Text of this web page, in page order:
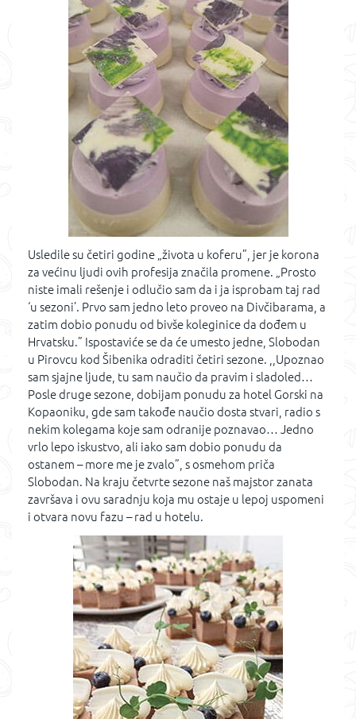
Usledile su četiri godine „života u koferu”, jer je korona
za većinu ljudi ovih profesija značila promene. „Prosto
niste imali rešenje i odlučio sam da i ja isprobam taj rad
‘u sezoni’. Prvo sam jedno leto proveo na Divčibarama, a
zatim dobio ponudu od bivše koleginice da dođem u
Hrvatsku.” Ispostaviće se da će umesto jedne, Slobodan
u Pirovcu kod Šibenika odraditi četiri sezone. ,,Upoznao
sam sjajne ljude, tu sam naučio da pravim i sladoled…
Posle druge sezone, dobijam ponudu za hotel Gorski na
Kopaoniku, gde sam takođe naučio dosta stvari, radio s
nekim kolegama koje sam odranije poznavao… Jedno
vrlo lepo iskustvo, ali iako sam dobio ponudu da
ostanem – more me je zvalo”, s osmehom priča
Slobodan. Na kraju četvrte sezone naš majstor zanata
završava i ovu saradnju koja mu ostaje u lepoj uspomeni
i otvara novu fazu – rad u hotelu.